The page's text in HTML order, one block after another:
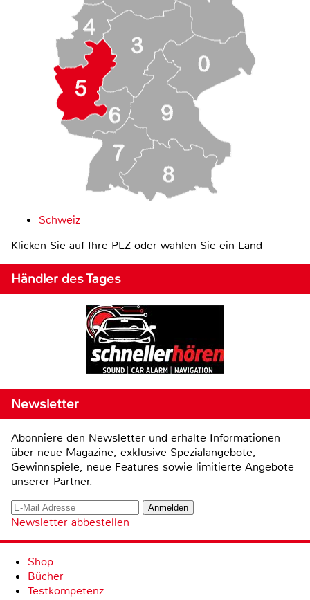
Schweiz
Klicken Sie auf Ihre PLZ oder wählen Sie ein Land
Händler des Tages
Newsletter
Abonniere den Newsletter und erhalte Informationen
über neue Magazine, exklusive Spezialangebote,
Gewinnspiele, neue Features sowie limitierte Angebote
unserer Partner.
Newsletter abbestellen
Shop
Bücher
Testkompetenz